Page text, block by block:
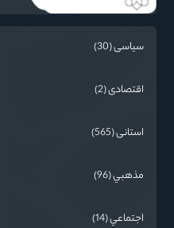
سیاسی (30)
اقتصادی (2)
استانی (565)
مذهبي (96)
اجتماعي (14)